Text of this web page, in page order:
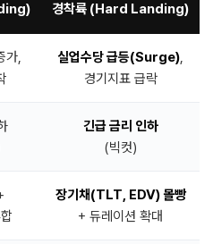
경착륙 (Hard Landing)
가,
실업수당 급등(Surge),
경기지표 급락
긴급 금리 인하
(빅컷)
장기채(TLT, EDV) 몰빵
+ 듀레이션 확대